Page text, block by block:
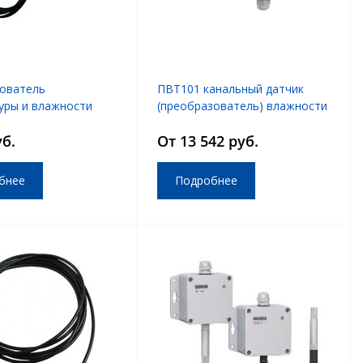
и влажности
ПВТ101 канальный датчик
(преобразователь) влажности
От 13 542 руб.
Подробнее